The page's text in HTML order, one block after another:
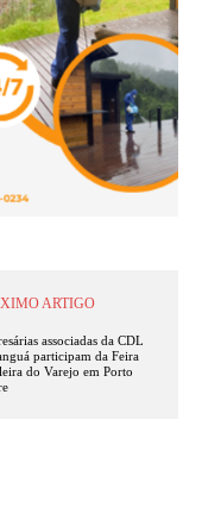
ARTIGO
associadas da CDL
participam da Feira
do Varejo em Porto